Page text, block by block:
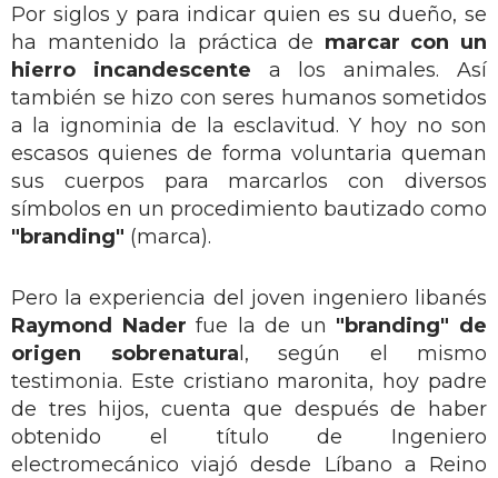
Por siglos y para indicar quien es su dueño, se
ha mantenido la práctica de marcar con un
hierro incandescente a los animales. Así
también se hizo con seres humanos sometidos
a la ignominia de la esclavitud. Y hoy no son
escasos quienes de forma voluntaria queman
sus cuerpos para marcarlos con diversos
símbolos en un procedimiento bautizado como
"branding" (marca).
Pero la experiencia del joven ingeniero libanés
Raymond Nader fue la de un "branding" de
origen sobrenatura l, según el mismo
testimonia. Este cristiano maronita, hoy padre
de tres hijos, cuenta que después de haber
obtenido el título de Ingeniero
electromecánico viajó desde Líbano a Reino